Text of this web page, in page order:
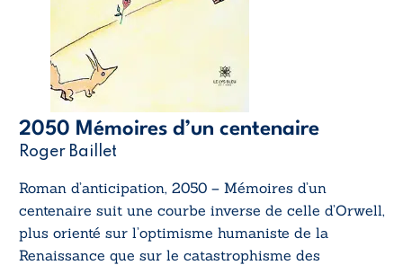
2050 Mémoires d’un centenaire
Roger Baillet
Roman d’anticipation, 2050 – Mémoires d’un
centenaire suit une courbe inverse de celle d’Orwell,
plus orienté sur l’optimisme humaniste de la
Renaissance que sur le catastrophisme des